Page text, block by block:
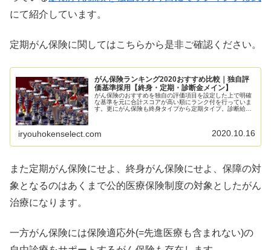
にて紹介しています。
定期がん保険に関してはこちらから是非ご確認ください。
がん保険ランキング2020おすすめ比較｜独自評
価基準採用【終身・定期・診断金メイン】
がん保険のおすすめを独自の評価項目を設定した上で明確
な基準を元に合計スコアが高い順にランク付を行っていま
す。更にがん保険も終身タイプから定期タイプ。診断給付
iryouhokenselect.com 2020.10.16
また定期がん保険にせよ、終身がん保険にせよ、保障の対
象となるのはあくまで公的医療保険制度の対象としたがん
治療になります。
一方がん保険には保険適応外(=先進医療も含まれない)の